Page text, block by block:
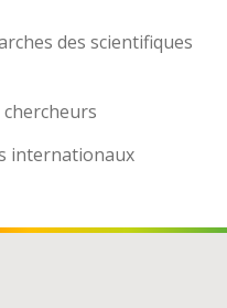
des scientifiques
internationaux